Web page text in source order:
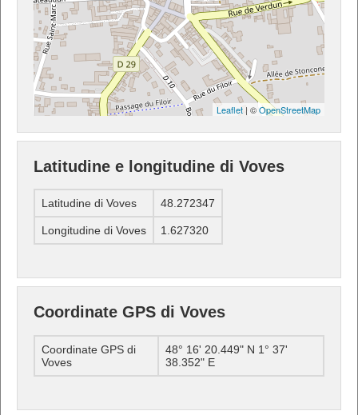
Leaflet | ©OpenStreetMap
Latitudine e longitudine di Voves
Latitudine di Voves 48.272347
Longitudine di Voves 1.627320
Coordinate GPS di Voves
Coordinate GPS di
Voves
48° 16' 20.449" N 1° 37'
38.352" E